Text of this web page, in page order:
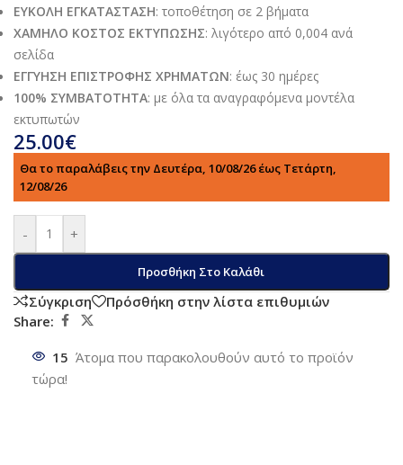
ΕΥΚΟΛΗ ΕΓΚΑΤΑΣΤΑΣΗ: τοποθέτηση σε 2 βήματα
ΧΑΜΗΛΟ ΚΟΣΤΟΣ ΕΚΤΥΠΩΣΗΣ: λιγότερο από 0,004 ανά
σελίδα
ΕΓΓΥΗΣΗ ΕΠΙΣΤΡΟΦΗΣ ΧΡΗΜΑΤΩΝ: έως 30 ημέρες
100% ΣΥΜΒΑΤΟΤΗΤΑ: με όλα τα αναγραφόμενα μοντέλα
εκτυπωτών
25.00€
Θα το παραλάβεις την Δευτέρα, 10/08/26 έως Τετάρτη,
12/08/26
- +
Προσθήκη Στο Καλάθι
Σύγκριση
Πρόσθήκη στην λίστα επιθυμιών
Share:
15 Άτομα που παρακολουθούν αυτό το προϊόν
τώρα!